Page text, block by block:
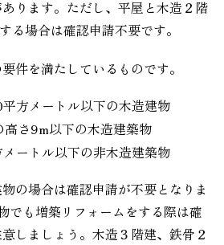
ります。ただし、平屋と木造２階
る場合は確認申請不要です。
件を満たしているものです。
方メートル以下の木造建物
さ9m以下の木造建築物
ートル以下の非木造建築物
の場合は確認申請が不要となりま
でも増築リフォームをする際は確
しましょう。木造３階建、鉄骨２